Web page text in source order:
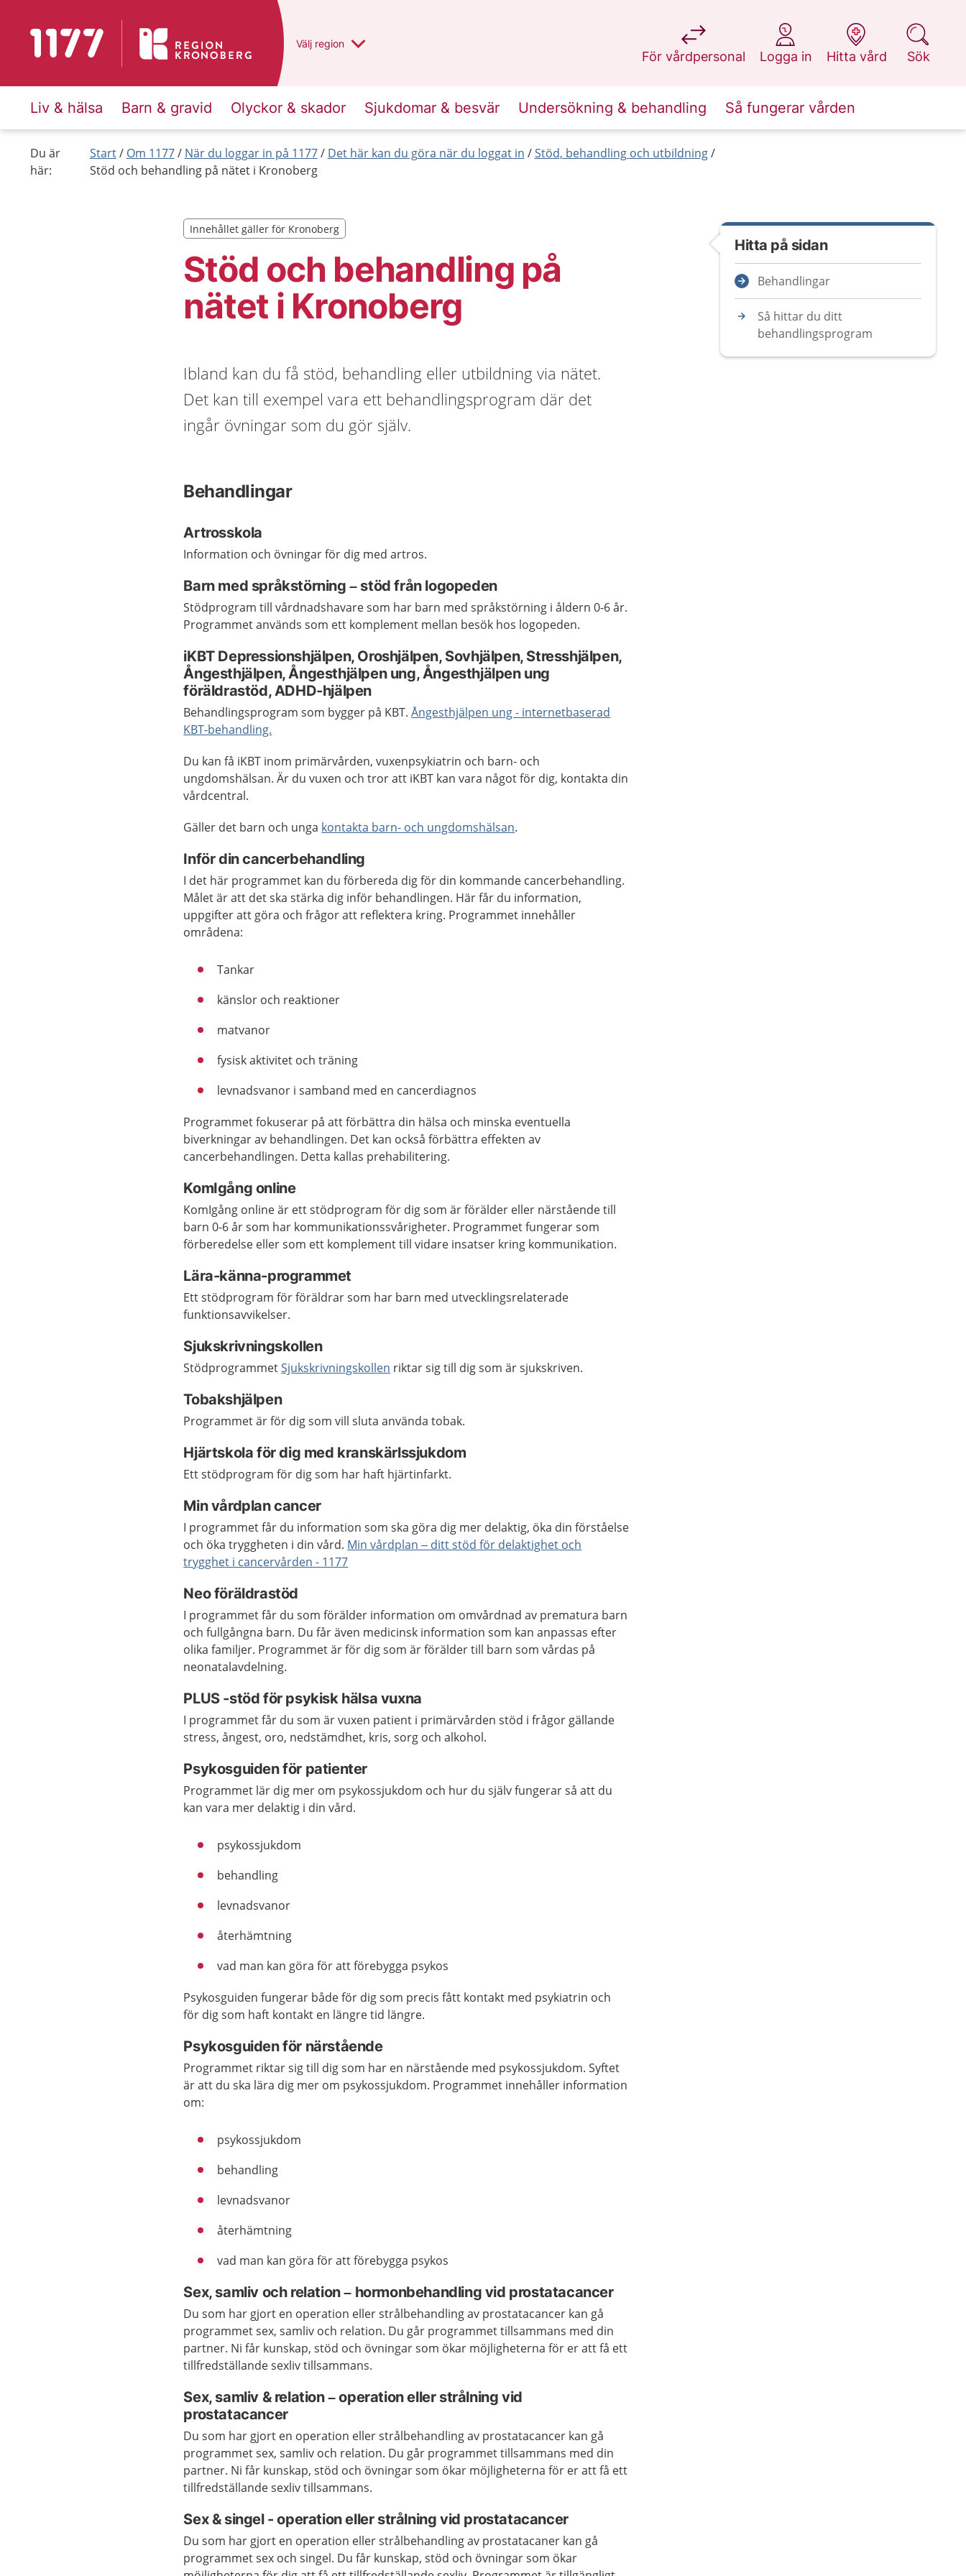
Till startsidan för 1177 Du har valt region
Välj en annan
region
För vårdpersonal
på 1177.se
Logga in
på 1177.se
Hitta vård
på 1177.se
Sök
på 1177.se
Liv & hälsa Barn & gravid Olyckor & skador Sjukdomar & besvär Undersökning & behandling Så fungerar vården
Du är
här:
Start Om 1177 När du loggar in på 1177 Det här kan du göra när du loggat in
Stöd, behandling och utbildning
Stöd och behandling på nätet i Kronoberg
Stöd och behandling på
nätet i Kronoberg
Innehållet gäller för Kronoberg
Innehållet gäller för Kronoberg
Ibland kan du få stöd, behandling eller utbildning via nätet.
Det kan till exempel vara ett behandlingsprogram där det
ingår övningar som du gör själv.
Behandlingar
Artrosskola
Information och övningar för dig med artros.
Barn med språkstörning – stöd från logopeden
Stödprogram till vårdnadshavare som har barn med språkstörning i åldern 0-6 år.
Programmet används som ett komplement mellan besök hos logopeden.
iKBT Depressionshjälpen, Oroshjälpen, Sovhjälpen, Stresshjälpen,
Ångesthjälpen, Ångesthjälpen ung, Ångesthjälpen ung
föräldrastöd, ADHD-hjälpen
Behandlingsprogram som bygger på KBT.Ångesthjälpen ung - internetbaserad
KBT-behandling.
Du kan få iKBT inom primärvården, vuxenpsykiatrin och barn- och
ungdomshälsan. Är du vuxen och tror att iKBT kan vara något för dig, kontakta din
vårdcentral.
Gäller det barn och unga kontakta barn- och ungdomshälsan.
Inför din cancerbehandling
I det här programmet kan du förbereda dig för din kommande cancerbehandling.
Målet är att det ska stärka dig inför behandlingen. Här får du information,
uppgifter att göra och frågor att reflektera kring. Programmet innehåller
områdena:
Tankar
känslor och reaktioner
matvanor
fysisk aktivitet och träning
levnadsvanor i samband med en cancerdiagnos
Programmet fokuserar på att förbättra din hälsa och minska eventuella
biverkningar av behandlingen. Det kan också förbättra effekten av
cancerbehandlingen. Detta kallas prehabilitering.
KomIgång online
KomIgång online är ett stödprogram för dig som är förälder eller närstående till
barn 0-6 år som har kommunikationssvårigheter. Programmet fungerar som
förberedelse eller som ett komplement till vidare insatser kring kommunikation.
Lära-känna-programmet
Ett stödprogram för föräldrar som har barn med utvecklingsrelaterade
funktionsavvikelser.
Sjukskrivningskollen
StödprogrammetSjukskrivningskollen riktar sig till dig som är sjukskriven.
Tobakshjälpen
Programmet är för dig som vill sluta använda tobak.
Hjärtskola för dig med kranskärlssjukdom
Ett stödprogram för dig som har haft hjärtinfarkt.
Min vårdplan cancer
I programmet får du information som ska göra dig mer delaktig, öka din förståelse
och öka tryggheten i din vård. Min vårdplan – ditt stöd för delaktighet och
trygghet i cancervården - 1177
Neo föräldrastöd
I programmet får du som förälder information om omvårdnad av prematura barn
och fullgångna barn. Du får även medicinsk information som kan anpassas efter
olika familjer. Programmet är för dig som är förälder till barn som vårdas på
neonatalavdelning.
PLUS -stöd för psykisk hälsa vuxna
I programmet får du som är vuxen patient i primärvården stöd i frågor gällande
stress, ångest, oro, nedstämdhet, kris, sorg och alkohol.
Psykosguiden för patienter
Programmet lär dig mer om psykossjukdom och hur du själv fungerar så att du
kan vara mer delaktig i din vård.
psykossjukdom
behandling
levnadsvanor
återhämtning
vad man kan göra för att förebygga psykos
Psykosguiden fungerar både för dig som precis fått kontakt med psykiatrin och
för dig som haft kontakt en längre tid längre.
Psykosguiden för närstående
Programmet riktar sig till dig som har en närstående med psykossjukdom. Syftet
är att du ska lära dig mer om psykossjukdom. Programmet innehåller information
om:
psykossjukdom
behandling
levnadsvanor
återhämtning
vad man kan göra för att förebygga psykos
Sex, samliv och relation – hormonbehandling vid prostatacancer
Du som har gjort en operation eller strålbehandling av prostatacancer kan gå
programmet sex, samliv och relation. Du går programmet tillsammans med din
partner. Ni får kunskap, stöd och övningar som ökar möjligheterna för er att få ett
tillfredställande sexliv tillsammans.
Sex, samliv & relation – operation eller strålning vid
prostatacancer
Du som har gjort en operation eller strålbehandling av prostatacancer kan gå
programmet sex, samliv och relation. Du går programmet tillsammans med din
partner. Ni får kunskap, stöd och övningar som ökar möjligheterna för er att få ett
tillfredställande sexliv tillsammans.
Sex & singel - operation eller strålning vid prostatacancer
Du som har gjort en operation eller strålbehandling av prostatacaner kan gå
programmet sex och singel. Du får kunskap, stöd och övningar som ökar
Hitta på sidan
Behandlingar
Så hittar du ditt
behandlingsprogram